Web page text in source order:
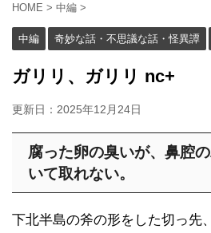
HOME > 中編 >
中編 奇妙な話・不思議な話・怪異譚
ガリリ、ガリリ nc+
更新日： 2025年12月24日
腐った卵の臭いが、鼻腔
いて取れない。
下北半島の斧の形をした切っ先